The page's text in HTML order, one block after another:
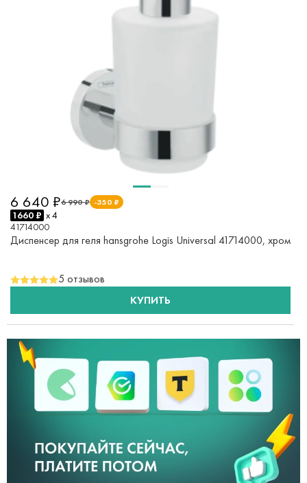
6 990 ₽ -350 ₽
6 640 ₽
1660 ₽ x 4
41714000
Диспенсер для геля hansgrohe Logis Universal 41714000, хром
5 отзывов
КУПИТЬ